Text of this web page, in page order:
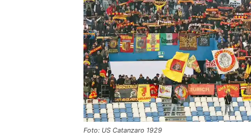
Foto: US Catanzaro 1929